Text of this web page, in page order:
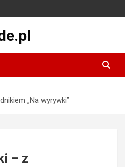
„Na wyrywki”
– z